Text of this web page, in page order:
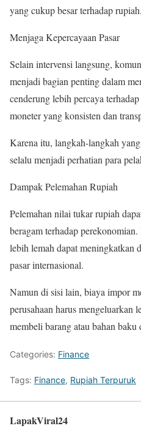
yang cukup besar terhadap rupiah.
Menjaga Kepercayaan Pasar
Selain intervensi langsung,
menjadi bagian penting dalam
cenderung lebih percaya
moneter yang konsisten dan
Karena itu, langkah-langkah
selalu menjadi perhatian para
Dampak Pelemahan Rupiah
Pelemahan nilai tukar rupiah
beragam terhadap
lebih lemah dapat meningkatkan
pasar internasional.
Namun di sisi lain, biaya impor
perusahaan harus mengeluarkan
membeli barang atau bahan baku
Categories: Finance
Tags: Finance, Rupiah Terpuruk
LapakViral24